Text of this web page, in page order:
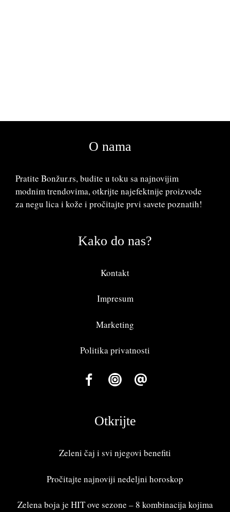
O nama
Pratite Bonžur.rs, budite u toku sa najnovijim
modnim trendovima, otkrijte najefektnije proizvode
za negu lica i kože i pročitajte prvi savete poznatih!
Kako do nas?
Kontakt
Impresum
Marketing
Politika privatnosti
Otkrijte
Zeleni čaj i svi njegovi benefiti
Pročitajte najnoviji nedeljni horoskop
Zelena boja je HIT ove sezone – 8 kombinacija kojima